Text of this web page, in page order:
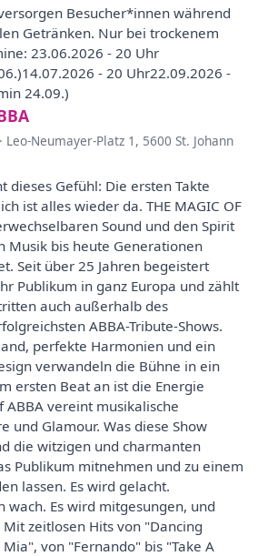
Besucher*innen während
Getränken. Nur bei trockenem
23.06.2026 - 20 Uhr
- 20 Uhr22.09.2026 -
24.09.)
· Leo-Neumayer-Platz 1, 5600 St. Johann
dieses Gefühl: Die ersten Takte
ist alles wieder da. THE MAGIC OF
Sound und den Spirit
Musik bis heute Generationen
Seit über 25 Jahren begeistert
Publikum in ganz Europa und zählt
auch außerhalb des
ABBA-Tribute-Shows.
perfekte Harmonien und ein
verwandeln die Bühne in ein
ersten Beat an ist die Energie
ABBA vereint musikalische
und Glamour. Was diese Show
die witzigen und charmanten
Publikum mitnehmen und zu einem
lassen. Es wird gelacht.
wach. Es wird mitgesungen, und
zeitlosen Hits von "Dancing
von "Fernando" bis "Take A